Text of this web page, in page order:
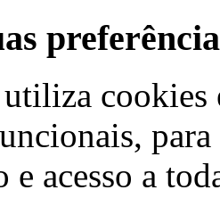
cookies
e acesso a